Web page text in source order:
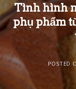
Tình hình
phụ phẩm
POSTED